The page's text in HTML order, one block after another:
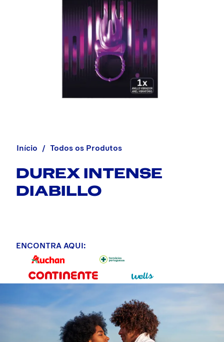
Início Todos os Produtos
DUREX INTENSE
DIABILLO
ENCONTRA AQUI: